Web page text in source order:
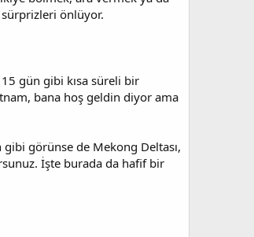
önlüyor.
gün gibi kısa süreli bir
bana hoş geldin diyor ama
gibi görünse de Mekong Deltası,
İşte burada da hafif bir